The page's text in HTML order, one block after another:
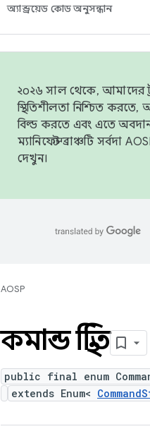
অ্যান্ড্রয়েড কোড অনুসন্ধান
২০২৬ সাল থেকে, আমাদের
স্থিতিশীলতা নিশ্চিত
বিল্ড করতে এবং এতে
ম্যানিফেস্ট ব্রাঞ্চটি
দেখুন।
AOSP
কমান্ড স্থিতি
public final enum
extends Enum<